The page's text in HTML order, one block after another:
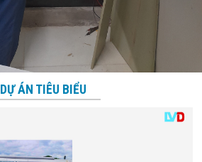
DỰ ÁN TIÊU BIỂU